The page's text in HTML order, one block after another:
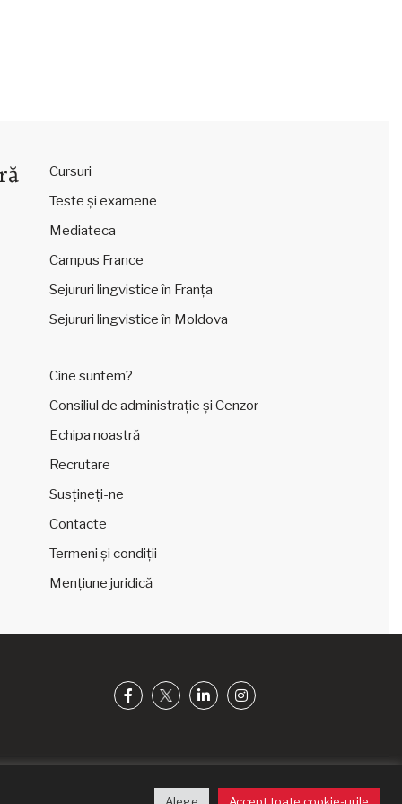
Cursuri
Teste și examene
Mediateca
Campus France
Sejururi lingvistice în Franța
Sejururi lingvistice în Moldova
Cine suntem?
Consiliul de administrație și Cenzor
Echipa noastră
Recrutare
Susțineți-ne
Contacte
Termeni și condiții
Mențiune juridică
Alege Accept toate cookie-urile